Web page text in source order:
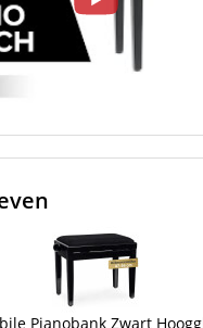
Pianobank Zwart